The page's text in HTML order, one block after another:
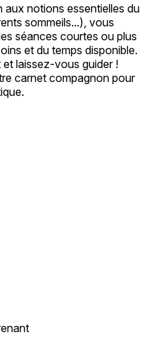
aux notions essentielles du
sommeils...), vous
séances courtes ou plus
et du temps disponible.
laissez-vous guider !
carnet compagnon pour